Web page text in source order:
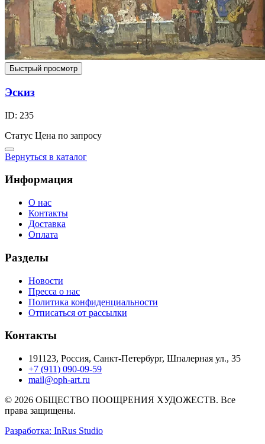
Быстрый просмотр
Эскиз
ID: 235
Статус Цена по запросу
Вернуться в каталог
Информация
О нас
Контакты
Доставка
Оплата
Разделы
Новости
Пресса о нас
Политика конфиденциальности
Отписаться от рассылки
Контакты
191123, Россия, Санкт-Петербург, Шпалерная ул., 35
+7 (911) 090-09-59
mail@oph-art.ru
© 2026 ОБЩЕСТВО ПООЩРЕНИЯ ХУДОЖЕСТВ. Все
права защищены.
Разработка: InRus Studio